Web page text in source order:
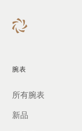
腕表
所有腕表
新品